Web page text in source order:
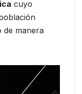
cuyo
de manera